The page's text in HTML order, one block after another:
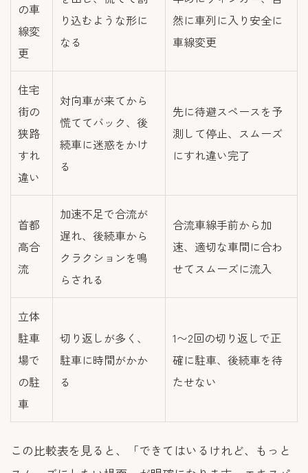
の車
線変
更
り込むような形に
なる
然に車列に入り安全に
車線変更
住宅
街の
狭路
すれ
違い
対向車が来てから
慌ててバック、後
続車に迷惑をかけ
る
先に待避スペースを予
測して停止、スムーズ
にすれ違い完了
首都
高合
流
加速不足で合流が
遅れ、後続車から
クラクションを鳴
らされる
合流車線手前から加
速、適切な車間に合わ
せてスムーズに流入
立体
駐車
場で
の駐
車
切り返しが多く、
駐車に時間がかか
る
1〜2回の切り返しで正
確に駐車、後続車を待
たせない
この比較表を見ると、「できてはいるけれど、もっと